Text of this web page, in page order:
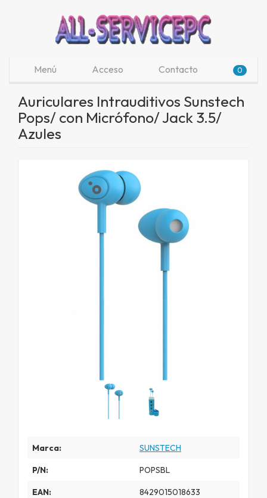
Menú Acceso Contacto 0
Auriculares Intrauditivos Sunstech
Pops/ con Micrófono/ Jack 3.5/
Azules
Marca: SUNSTECH
P/N: POPSBL
EAN: 8429015018633